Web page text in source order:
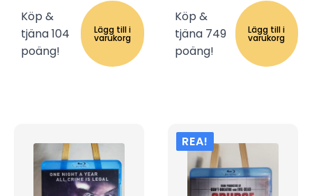
Köp &
tjäna 104
poäng!
Lägg till i
varukorg
Köp &
tjäna 749
poäng!
Lägg till i
varukorg
REA!